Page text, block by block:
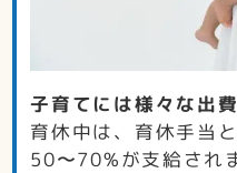
子育てには様々な出
育休中は、育休手当
50〜70%が支給され